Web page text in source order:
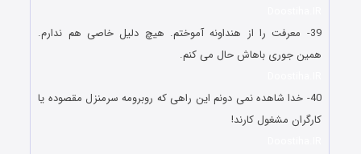
39- معرفت را از هنداونه آموختم. هیچ دلیل خاصی هم ندارم.
همین جوری باهاش حال می کنم.
40- خدا شاهده نمی دونم این راهی که روبرومه سرمنزل مقصوده یا
کارگران مشغول کارند!